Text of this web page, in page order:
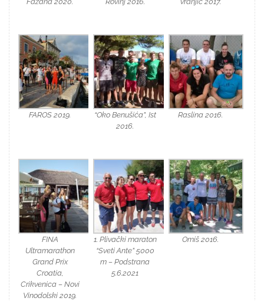
FAROS 2019.
“Oko Benušića”, Ist
2016.
Raslina 2016.
FINA
Ultramarathon
Grand Prix
Croatia,
Crikvenica – Novi
Vinodolski 2019.
1. Plivački maraton
“Sveti Ante” 5000
m – Podstrana
5.6.2021
Omiš 2016.